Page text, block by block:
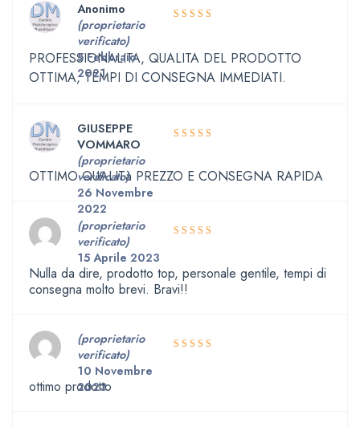
Anonimo
(proprietario
verificato)
5 Febbraio
2021
PROFESSIONALITA, QUALITA DEL PRODOTTO
OTTIMA, TEMPI DI CONSEGNA IMMEDIATI.
GIUSEPPE
VOMMARO
(proprietario
verificato)
26 Novembre
2022
OTTIMO QUALITà PREZZO E CONSEGNA RAPIDA
(proprietario
verificato)
15 Aprile 2023
Nulla da dire, prodotto top, personale gentile, tempi di
consegna molto brevi. Bravi!!
(proprietario
verificato)
10 Novembre
2023
ottimo prodotto